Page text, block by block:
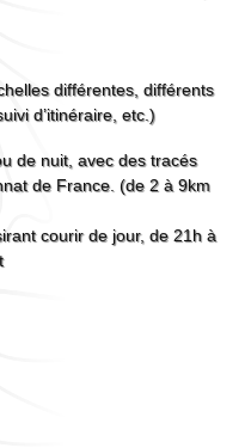
différentes, différents
d’itinéraire, etc.)
de nuit, avec des tracés
de France. (de 2 à 9km
courir de jour, de 21h à